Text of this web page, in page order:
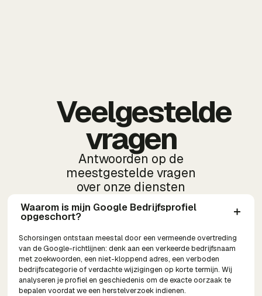
Veelgestelde
vragen
Antwoorden op de
meestgestelde vragen
over onze diensten
Waarom is mijn Google Bedrijfsprofiel
opgeschort?
Schorsingen ontstaan meestal door een vermeende overtreding
van de Google-richtlijnen: denk aan een verkeerde bedrijfsnaam
met zoekwoorden, een niet-kloppend adres, een verboden
bedrijfscategorie of verdachte wijzigingen op korte termijn. Wij
analyseren je profiel en geschiedenis om de exacte oorzaak te
bepalen voordat we een herstelverzoek indienen.